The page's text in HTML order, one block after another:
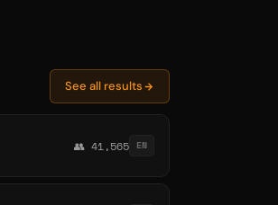
See all results
👥 41,565 EN